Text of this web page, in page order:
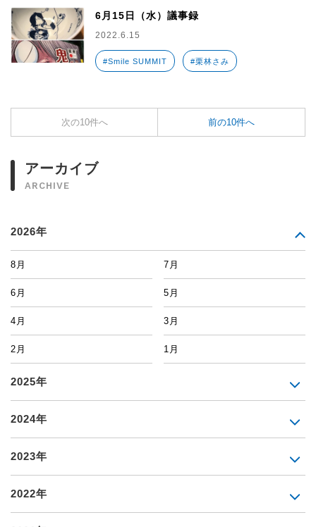
6月15日（水）議事録
2022.6.15
#Smile SUMMIT #栗林さみ
次の10件へ 前の10件へ
アーカイブ
ARCHIVE
2026年
8月 7月
6月 5月
4月 3月
2月 1月
2025年
2024年
2023年
2022年